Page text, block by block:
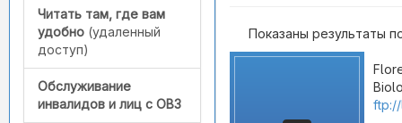
Читать там, где вам
удобно (удаленный
доступ)
Обслуживание
инвалидов и лиц с ОВЗ
Показаны результаты